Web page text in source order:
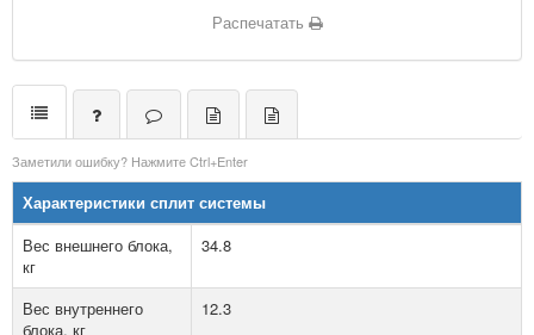
Распечатать
Заметили ошибку? Нажмите Ctrl+Enter
Характеристики сплит системы
Вес внешнего блока,
кг
34.8
Вес внутреннего
блока, кг
12.3